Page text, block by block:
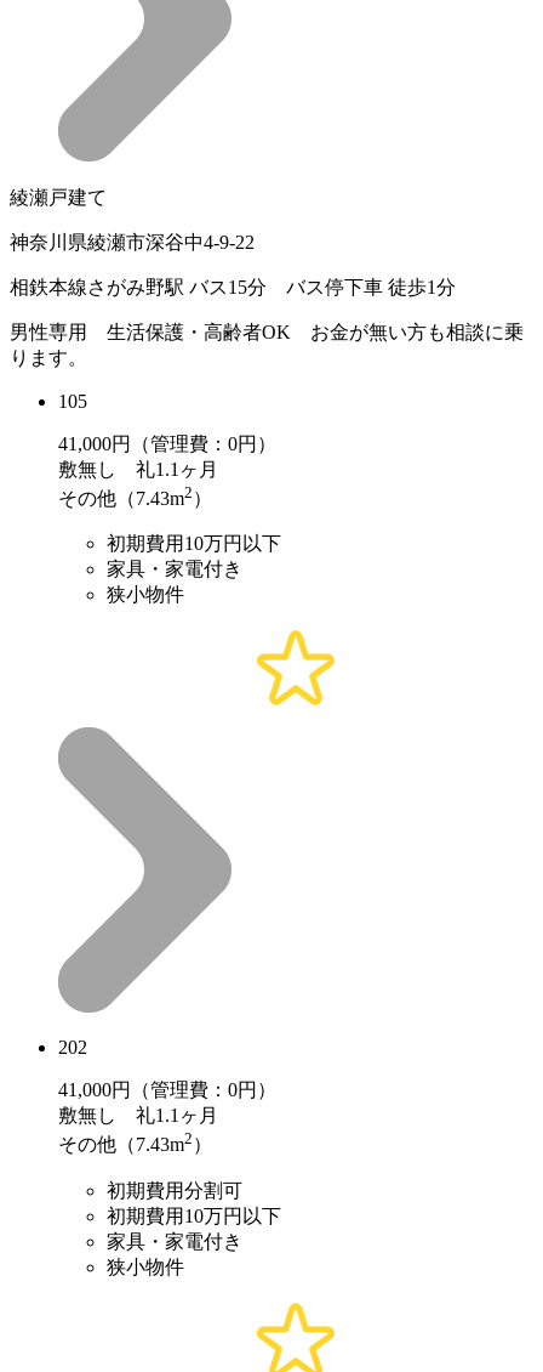
綾瀬戸建て
神奈川県綾瀬市深谷中4-9-22
相鉄本線さがみ野駅 バス15分 バス停下車 徒歩1分
男性専用 生活保護・高齢者OK お金が無い方も相談に乗
ります。
105
41,000円（管理費：0円）
敷無し 礼1.1ヶ月
その他（7.43m2 ）
初期費用10万円以下
家具・家電付き
狭小物件
202
41,000円（管理費：0円）
敷無し 礼1.1ヶ月
その他（7.43m2 ）
初期費用分割可
初期費用10万円以下
家具・家電付き
狭小物件